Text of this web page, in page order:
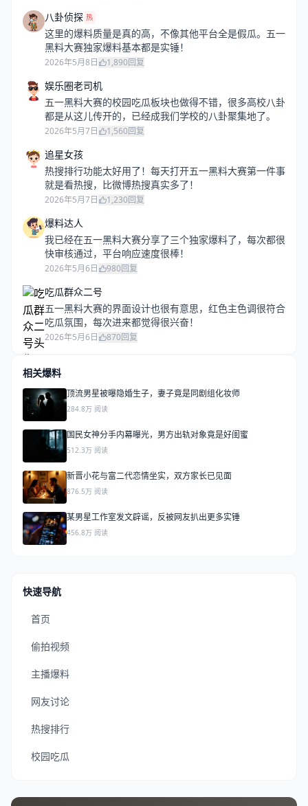
八卦侦探 热
这里的爆料质量是真的高，不像其他平台全是假瓜。五一
黑料大赛独家爆料基本都是实锤！
2026年5月8日 1,890回复
娱乐圈老司机
五一黑料大赛的校园吃瓜板块也做得不错，很多高校八卦
都是从这儿传开的，已经成我们学校的八卦聚集地了。
2026年5月7日 1,560回复
追星女孩
热搜排行功能太好用了！每天打开五一黑料大赛第一件事
就是看热搜，比微博热搜真实多了！
2026年5月7日 1,230回复
爆料达人
我已经在五一黑料大赛分享了三个独家爆料了，每次都很
快审核通过，平台响应速度很棒！
2026年5月6日 980回复
吃瓜群众二号
五一黑料大赛的界面设计也很有意思，红色主色调很符合
吃瓜氛围，每次进来都觉得很兴奋！
2026年5月6日 870回复
相关爆料
顶流男星被曝隐婚生子，妻子竟是同剧组化妆师
284.8万 阅读
国民女神分手内幕曝光，男方出轨对象竟是好闺蜜
512.3万 阅读
新晋小花与富二代恋情坐实，双方家长已见面
876.5万 阅读
某男星工作室发文辟谣，反被网友扒出更多实锤
456.8万 阅读
快速导航
首页
偷拍视频
主播爆料
网友讨论
热搜排行
校园吃瓜